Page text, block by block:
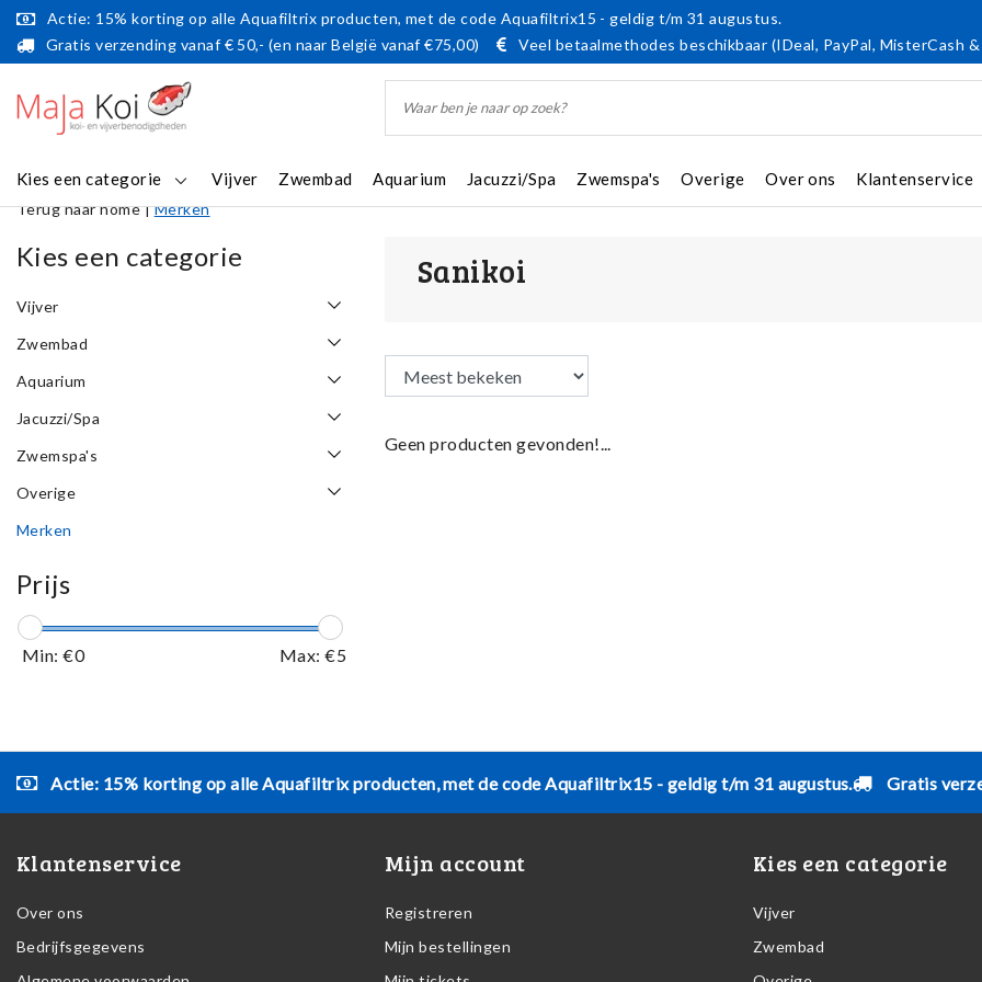
Actie: 15% korting op alle Aquafiltrix producten, met de code Aquafiltrix15 - geldig t/m 31 augustus.
Gratis verzending vanaf € 50,- (en naar België vanaf €75,00)
Veel betaalmethodes beschikbaar (IDeal, PayPal, MisterCash
Kies een categorie Vijver Zwembad Aquarium Jacuzzi/Spa Zwemspa's Overige Over ons Klantenservice
Terug naar home|Merken
Kies een categorie
Vijver
Zwembad
Aquarium
Jacuzzi/Spa
Zwemspa's
Overige
Merken
Prijs
Min: €0 Max: €5
Sanikoi
Geen producten gevonden!...
Actie: 15% korting op alle Aquafiltrix producten, met de code Aquafiltrix15 - geldig t/m 31 augustus. Gratis
Klantenservice
Over ons
Bedrijfsgegevens
Mijn account
Registreren
Mijn bestellingen
Kies een categorie
Vijver
Zwembad